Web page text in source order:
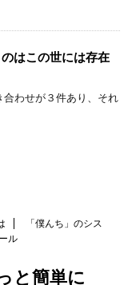
のはこの世には存在
わせが３件あり、それ
「僕んち」のシス
ル
と簡単に